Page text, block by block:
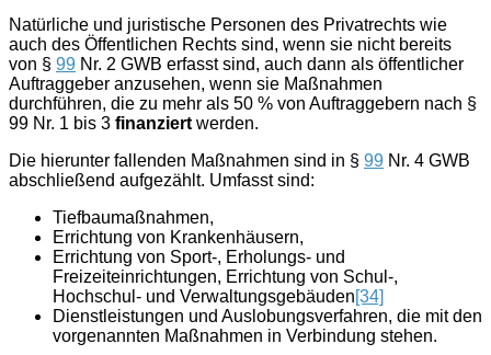
Natürliche und juristische Personen des Privatrechts wie
auch des Öffentlichen Rechts sind, wenn sie nicht bereits
von § 99 Nr. 2 GWB erfasst sind, auch dann als öffentlicher
Auftraggeber anzusehen, wenn sie Maßnahmen
durchführen, die zu mehr als 50 % von Auftraggebern nach §
99 Nr. 1 bis 3 finanziert werden.
Die hierunter fallenden Maßnahmen sind in § 99 Nr. 4 GWB
abschließend aufgezählt. Umfasst sind:
Tiefbaumaßnahmen,
Errichtung von Krankenhäusern,
Errichtung von Sport-, Erholungs- und
Freizeiteinrichtungen, Errichtung von Schul-,
Hochschul- und Verwaltungsgebäuden[34]
Dienstleistungen und Auslobungsverfahren, die mit den
vorgenannten Maßnahmen in Verbindung stehen.